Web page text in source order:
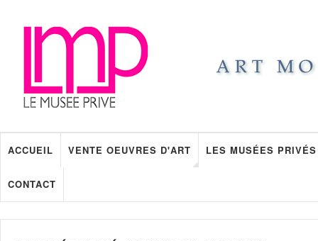
ACCUEIL VENTE OEUVRES D'ART LES MUSÉES PRIVÉS
CONTACT